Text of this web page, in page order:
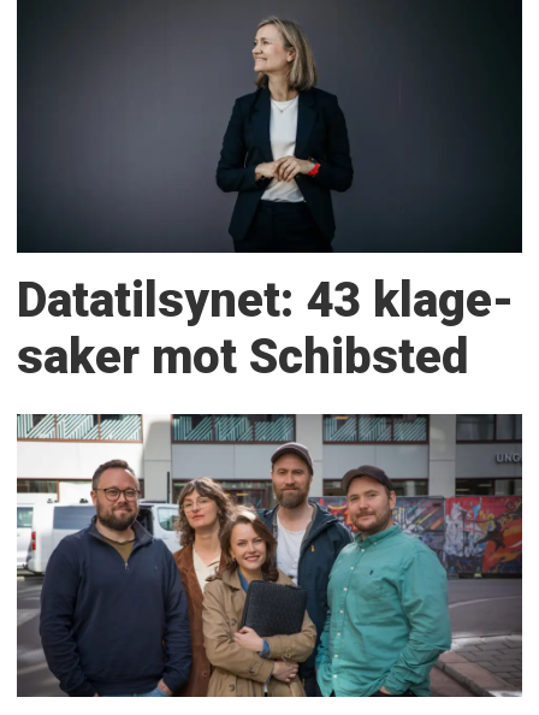
Datatilsynet: 43 klage­
saker mot Schibsted